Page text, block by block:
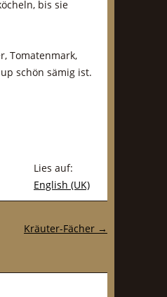
bis sie
Tomatenmark,
schön sämig ist.
Lies auf:
English (UK)
Kräuter-Fächer →